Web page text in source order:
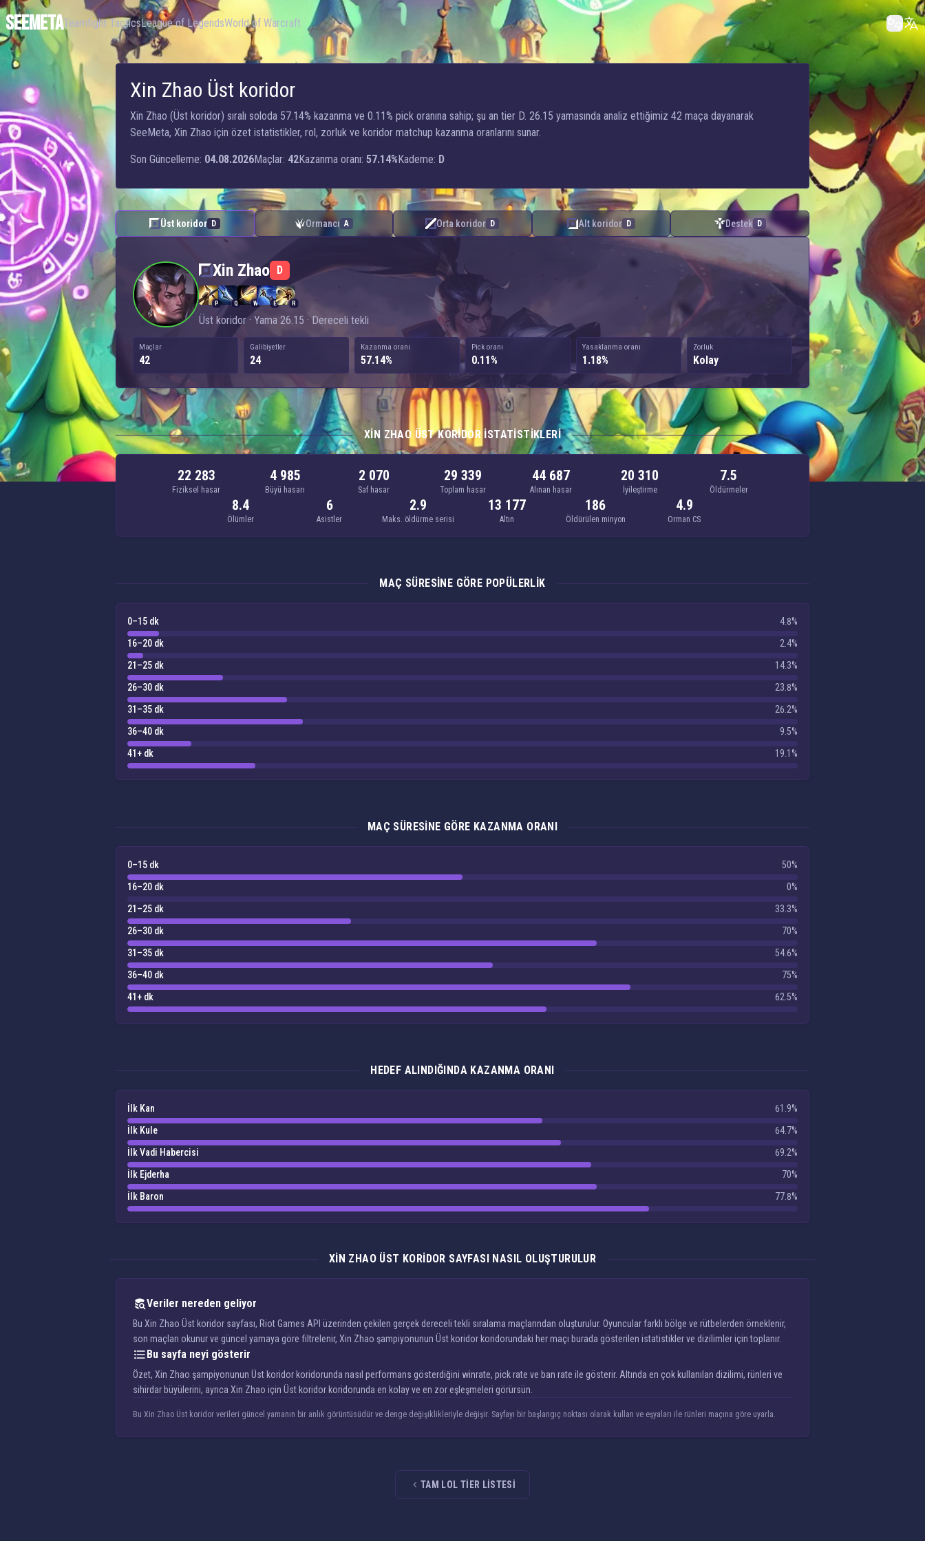
SEEMETATeamfight TacticsLeague of LegendsWorld of Warcraft
Xin Zhao Üst koridor
Xin Zhao (Üst koridor) sıralı soloda 57.14% kazanma ve 0.11% pick oranına sahip; şu an tier D. 26.15 yamasında analiz ettiğimiz 42 maça dayanarak
SeeMeta, Xin Zhao için özet istatistikler, rol, zorluk ve koridor matchup kazanma oranlarını sunar.
Son Güncelleme: 04.08.2026Maçlar: 42Kazanma oranı: 57.14%Kademe: D
Üst koridor D Ormancı A Orta koridor D Alt koridor D Destek D
Xin Zhao — Üst koridor
Xin Zhao D
P Q W E R
Üst koridor · Yama 26.15 · Dereceli tekli
Maçlar
42
Galibiyetler
24
Kazanma oranı
57.14%
Pick oranı
0.11%
Yasaklanma oranı
1.18%
Zorluk
Kolay
XIN ZHAO ÜST KORIDOR ISTATISTIKLERI
22 283
Fiziksel hasar
4 985
Büyü hasarı
2 070
Saf hasar
29 339
Toplam hasar
44 687
Alınan hasar
20 310
İyileştirme
7.5
Öldürmeler
8.4
Ölümler
6
Asistler
2.9
Maks. öldürme serisi
13 177
Altın
186
Öldürülen minyon
4.9
Orman CS
MAÇ SÜRESINE GÖRE POPÜLERLIK
0–15 dk
4.8%
16–20 dk
2.4%
21–25 dk
14.3%
26–30 dk
23.8%
31–35 dk
26.2%
36–40 dk
9.5%
41+ dk
19.1%
MAÇ SÜRESINE GÖRE KAZANMA ORANI
0–15 dk
50%
16–20 dk
0%
21–25 dk
33.3%
26–30 dk
70%
31–35 dk
54.6%
36–40 dk
75%
41+ dk
62.5%
HEDEF ALINDIĞINDA KAZANMA ORANI
İlk Kan
61.9%
İlk Kule
64.7%
İlk Vadi Habercisi
69.2%
İlk Ejderha
70%
İlk Baron
77.8%
XIN ZHAO ÜST KORIDOR SAYFASI NASIL OLUŞTURULUR
Veriler nereden geliyor
Bu Xin Zhao Üst koridor sayfası, Riot Games API üzerinden çekilen gerçek dereceli tekli sıralama maçlarından oluşturulur. Oyuncular farklı bölge ve rütbelerden örneklenir,
son maçları okunur ve güncel yamaya göre filtrelenir, Xin Zhao şampiyonunun Üst koridor koridorundaki her maçı burada gösterilen istatistikler ve dizilimler için toplanır.
Bu sayfa neyi gösterir
Özet, Xin Zhao şampiyonunun Üst koridor koridorunda nasıl performans gösterdiğini winrate, pick rate ve ban rate ile gösterir. Altında en çok kullanılan dizilimi, rünleri ve
sihirdar büyülerini, ayrıca Xin Zhao için Üst koridor koridorunda en kolay ve en zor eşleşmeleri görürsün.
Bu Xin Zhao Üst koridor verileri güncel yamanın bir anlık görüntüsüdür ve denge değişiklikleriyle değişir. Sayfayı bir başlangıç noktası olarak kullan ve eşyaları ile rünleri maçına göre uyarla.
TAM LOL TIER LISTESI